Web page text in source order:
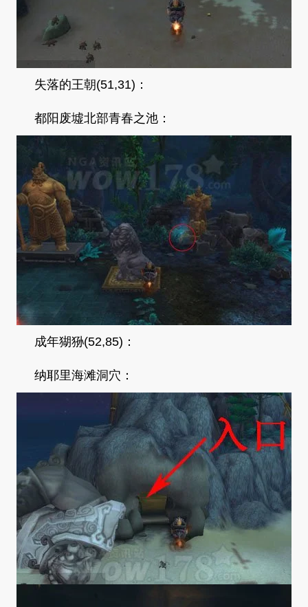
失落的王朝(51,31)：
都阳废墟北部青春之池：
成年猢狲(52,85)：
纳耶里海滩洞穴：